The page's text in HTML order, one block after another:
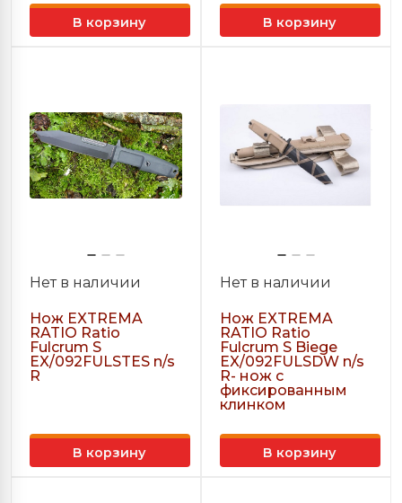
Запасные плечи
Колчаны
Стабилизаторы
Тетивы
Краги (защита
Прицелы
Релизы
Ножи Ahti (Финляндия)
Ножи Extrema Ratio (Италия) ›
← Назад
Ножи
(Италия)
Нож Eagle
Ножи фирмы Cold Steel (США)
Ножи Ontario (США)
Ножи Muela (Испания)
Мультитулы LEATHERMAN (США)
Электрошокеры
В корзину В корзину
Нет в наличии
Нож EXTREMA
RATIO Ratio
Fulcrum S
EX/092FULSTES n/s
R
В корзину
Нет в наличии
Нож EXTREMA
RATIO Ratio
Fulcrum S Biege
EX/092FULSDW n/s
R- нож с
фиксированным
клинком
В корзину